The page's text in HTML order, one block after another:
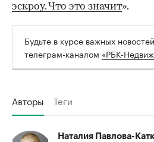
эскроу. Что это значит».
Будьте в курсе важных
телеграм-каналом «РБК-
Авторы Теги
Наталия Павлова-